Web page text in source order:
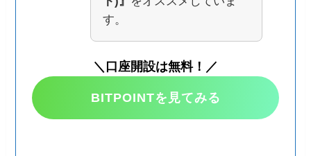
す。
＼口座開設は無料！／
BITPOINTを見てみる